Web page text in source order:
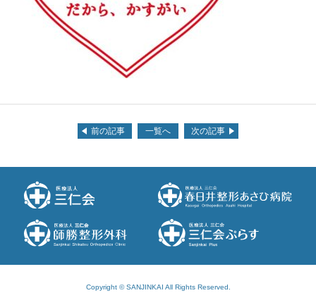
前の記事 一覧へ 次の記事
Copyright © SANJINKAI All Rights Reserved.